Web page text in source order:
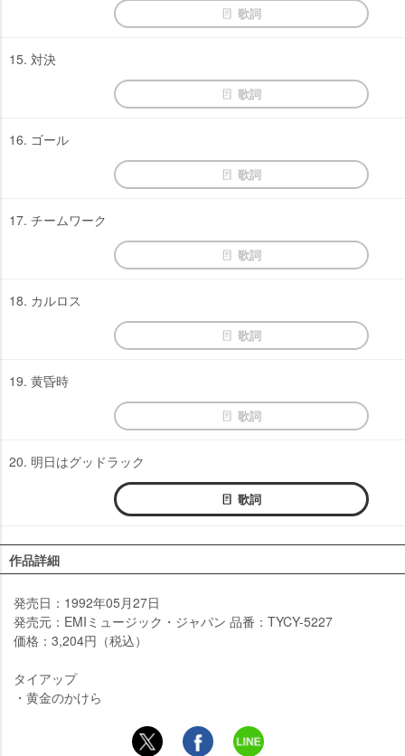
歌詞
15. 対決
歌詞
16. ゴール
歌詞
17. チームワーク
歌詞
18. カルロス
歌詞
19. 黄昏時
歌詞
20. 明日はグッドラック
歌詞
作品詳細
発売日：1992年05月27日
発売元：EMIミュージック・ジャパン 品番：TYCY-5227
価格：3,204円（税込）
タイアップ
・黄金のかけら